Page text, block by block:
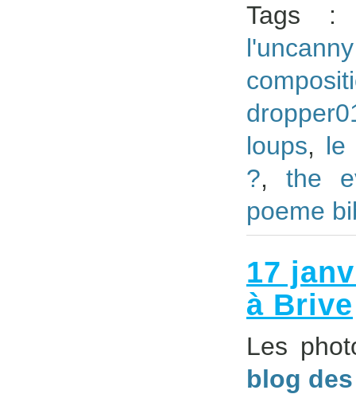
Tags
loups, le
?,the
poeme
17
à Brive
Les
blog